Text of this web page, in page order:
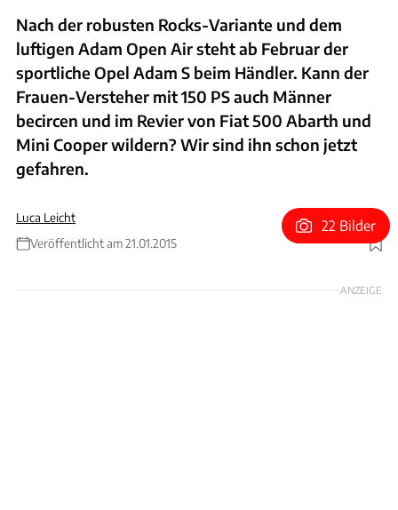
Nach der robusten Rocks-Variante und dem
luftigen Adam Open Air steht ab Februar der
sportliche Opel Adam S beim Händler. Kann der
Frauen-Versteher mit 150 PS auch Männer
becircen und im Revier von Fiat 500 Abarth und
Mini Cooper wildern? Wir sind ihn schon jetzt
gefahren.
Luca Leicht
Veröffentlicht am 21.01.2015
Foto: Opel
22 Bilder
ANZEIGE